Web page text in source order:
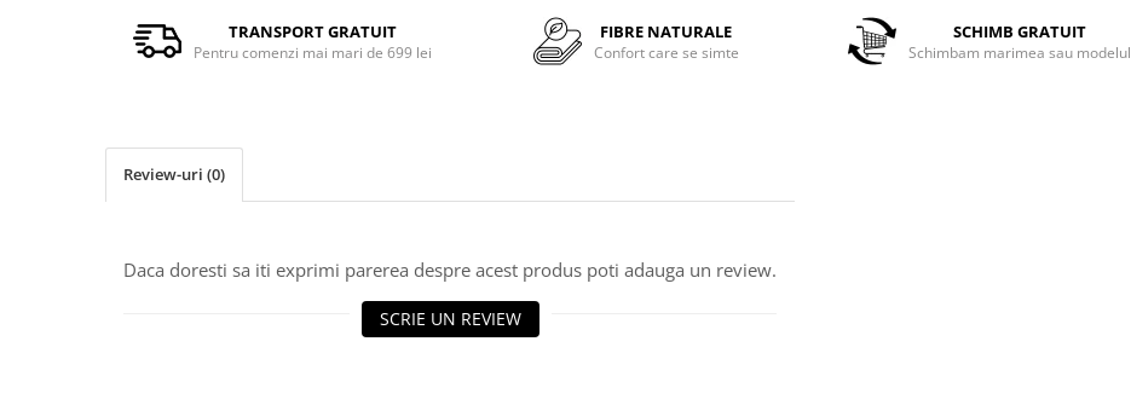
TRANSPORT GRATUIT
Pentru comenzi mai mari de 699 lei
FIBRE NATURALE
Confort care se simte
SCHIMB GRATUIT
Schimbam marimea sau modelul
Review-uri (0)
Daca doresti sa iti exprimi parerea despre acest produs poti adauga un review.
SCRIE UN REVIEW